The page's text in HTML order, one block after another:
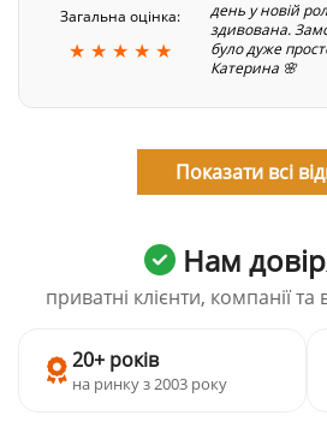
Загальна оцінка:
★ ★ ★ ★ ★
день у новій
здивована.
було дуже
Катерина 🌸
Показати всі
Нам
приватні клієнти, компанії та
20+ років
на ринку з 2003 року